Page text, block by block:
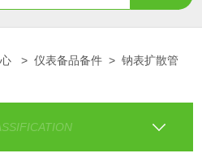
>仪表备品备件 >钠表扩散管